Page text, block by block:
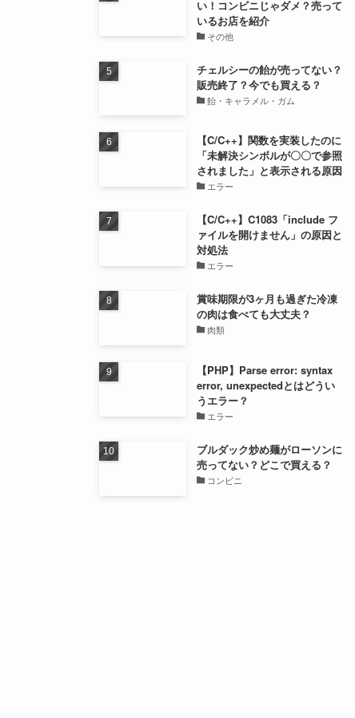
い！コンビニじゃダメ？売って
いるお店を紹介
その他
チェルシーの飴が売ってない？
販売終了？今でも買える？
飴・キャラメル・ガム
【C/C++】関数を実装したのに
「未解決シンボルが〇〇で参照
されました」と表示される原因
エラー
【C/C++】C1083「include フ
ァイルを開けません」の原因と
対処法
エラー
賞味期限が3ヶ月も過ぎた冷凍
の肉は食べても大丈夫？
肉類
【PHP】Parse error: syntax
error, unexpectedとはどうい
うエラー？
エラー
ブルダック炒め麺がローソンに
売ってない？どこで買える？
コンビニ